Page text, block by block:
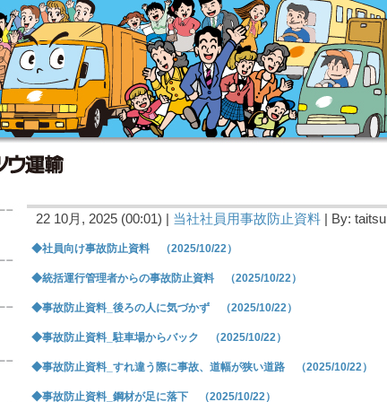
22 10月, 2025 (00:01) | 当社社員用事故防止資料 | By: taitsu
◆社員向け事故防止資料 （2025/10/22）
◆統括運行管理者からの事故防止資料 （2025/10/22）
◆事故防止資料_後ろの人に気づかず （2025/10/22）
◆事故防止資料_駐車場からバック （2025/10/22）
◆事故防止資料_すれ違う際に事故、道幅が狭い道路 （2025/10/22）
◆事故防止資料_鋼材が足に落下 （2025/10/22）